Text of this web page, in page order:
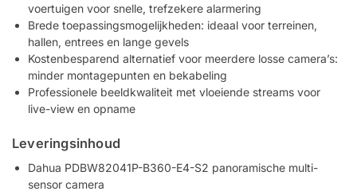
voertuigen voor snelle, trefzekere alarmering
Brede toepassingsmogelijkheden: ideaal voor terreinen,
hallen, entrees en lange gevels
Kostenbesparend alternatief voor meerdere losse camera’s:
minder montagepunten en bekabeling
Professionele beeldkwaliteit met vloeiende streams voor
live-view en opname
Leveringsinhoud
Dahua PDBW82041P-B360-E4-S2 panoramische multi-
sensor camera